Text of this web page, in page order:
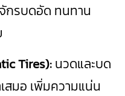
กรบดอัด ทนทาน
Tires):นวดและบด
สมอ เพิ่มความแน่น